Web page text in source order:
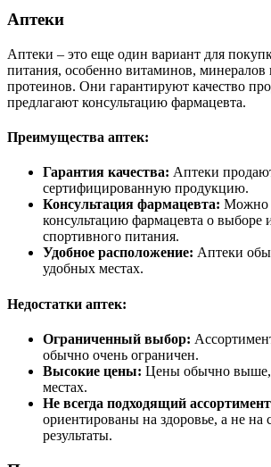
Аптеки
Аптеки – это еще один вариант для
питания, особенно витаминов, минералов
протеинов. Они гарантируют качество
предлагают консультацию фармацевта.
Преимущества аптек:
Гарантия качества: Аптеки
сертифицированную продукцию.
Консультация фармацевта: Можно
консультацию фармацевта о выборе
спортивного питания.
Удобное расположение: Аптеки
удобных местах.
Недостатки аптек:
Ограниченный выбор:
обычно очень ограничен.
Высокие цены: Цены обычно выше,
местах.
Не всегда подходящий
ориентированы на здоровье, а не на
результаты.